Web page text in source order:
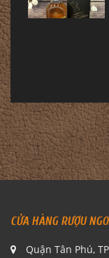
CỬA HÀNG RƯỢU
Quận Tân Phú,